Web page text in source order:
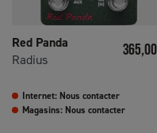
Red Panda
Radius
Prix
Internet: Nous contacter
Magasins: Nous contacter